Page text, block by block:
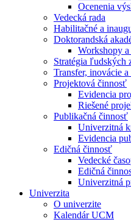
Ocenenia
Vedecká rada
Habilitačné a
Doktorandská
Workshopy
Stratégia ľudských
Transfer, inovácie
Projektová činnosť
Evidencia
Riešené
Publikačná činnosť
Univerzitná
Evidencia
Edičná činnosť
Vedecké
Edičná
Univerzitná
Univerzita
O univerzite
Kalendár UCM